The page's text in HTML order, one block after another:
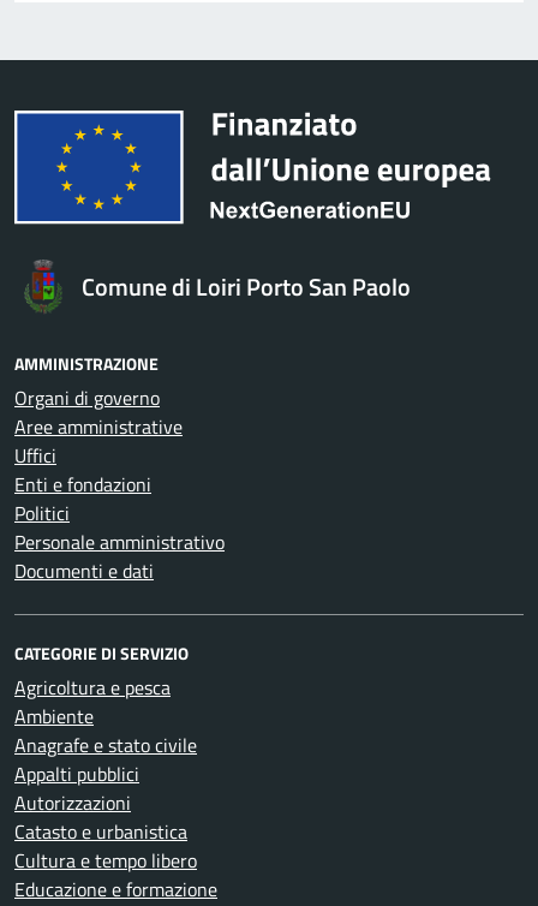
Comune di Loiri Porto San Paolo
AMMINISTRAZIONE
Organi di governo
Aree amministrative
Uffici
Enti e fondazioni
Politici
Personale amministrativo
Documenti e dati
CATEGORIE DI SERVIZIO
Agricoltura e pesca
Ambiente
Anagrafe e stato civile
Appalti pubblici
Autorizzazioni
Catasto e urbanistica
Cultura e tempo libero
Educazione e formazione